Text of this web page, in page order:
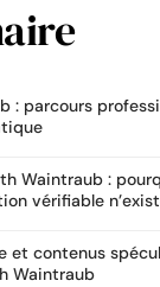
: parcours
Waintraub :
vérifiable
et contenus
Waintraub